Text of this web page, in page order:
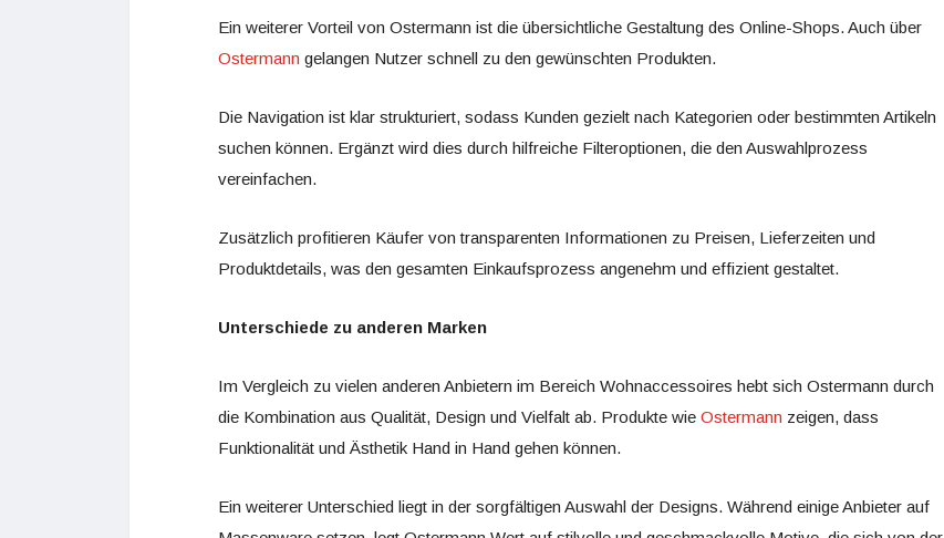
Ein weiterer Vorteil von Ostermann ist die übersichtliche Gestaltung des Online-Shops. Auch über
Ostermann gelangen Nutzer schnell zu den gewünschten Produkten.
Die Navigation ist klar strukturiert, sodass Kunden gezielt nach Kategorien oder bestimmten Artikeln
suchen können. Ergänzt wird dies durch hilfreiche Filteroptionen, die den Auswahlprozess
vereinfachen.
Zusätzlich profitieren Käufer von transparenten Informationen zu Preisen, Lieferzeiten und
Produktdetails, was den gesamten Einkaufsprozess angenehm und effizient gestaltet.
Unterschiede zu anderen Marken
Im Vergleich zu vielen anderen Anbietern im Bereich Wohnaccessoires hebt sich Ostermann durch
die Kombination aus Qualität, Design und Vielfalt ab. Produkte wie Ostermann zeigen, dass
Funktionalität und Ästhetik Hand in Hand gehen können.
Ein weiterer Unterschied liegt in der sorgfältigen Auswahl der Designs. Während einige Anbieter auf